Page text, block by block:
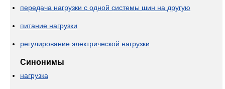
передача нагрузки с одной системы шин на другую
питание нагрузки
регулирование электрической нагрузки
Синонимы
нагрузка